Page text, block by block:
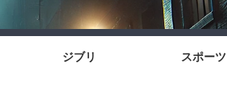
ジブリ スポーツ